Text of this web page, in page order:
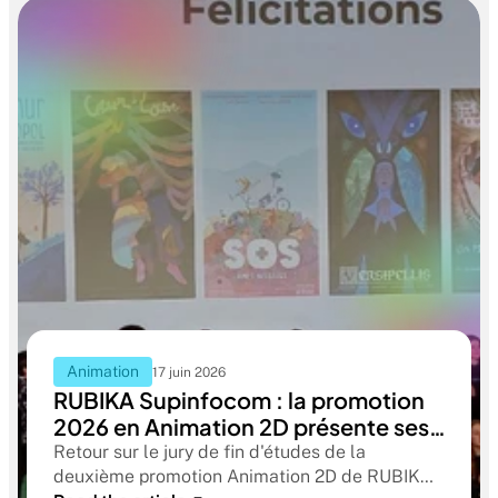
Animation 17 juin 2026
RUBIKA Supinfocom : la promotion
2026 en Animation 2D présente ses
films de fin d'études
Retour sur le jury de fin d'études de la
deuxième promotion Animation 2D de RUBIKA